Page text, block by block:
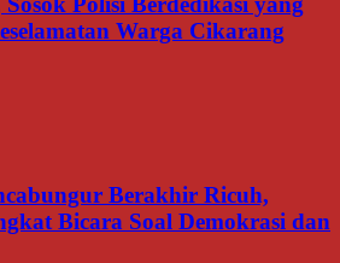
Warga Cikarang
Berakhir Ricuh,
Bicara Soal Demokrasi dan